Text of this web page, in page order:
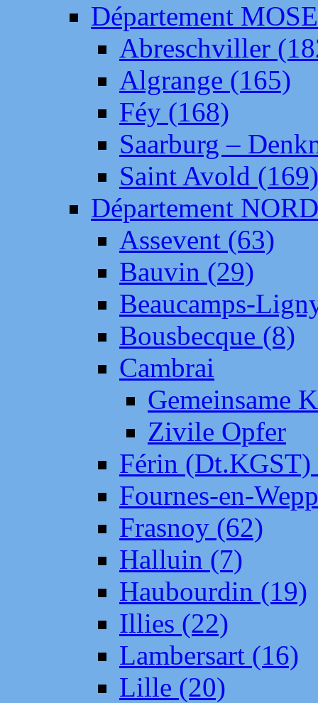
Département
Abreschviller
Algrange (165)
Féy (168)
Saarburg –
Saint Avold (169)
Département NORD
Assevent (63)
Bauvin (29)
Beaucamps-
Bousbecque (8)
Cambrai
Gemeinsame
Zivile Opfer
Férin (Dt.KGST)
Fournes-en-
Frasnoy (62)
Halluin (7)
Haubourdin (19)
Illies (22)
Lambersart (16)
Lille (20)